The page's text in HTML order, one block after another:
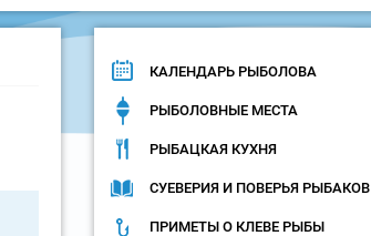
КАЛЕНДАРЬ РЫБОЛОВА
РЫБОЛОВНЫЕ МЕСТА
РЫБАЦКАЯ КУХНЯ
СУЕВЕРИЯ И ПОВЕРЬЯ РЫБАКОВ
ПРИМЕТЫ О КЛЕВЕ РЫБЫ